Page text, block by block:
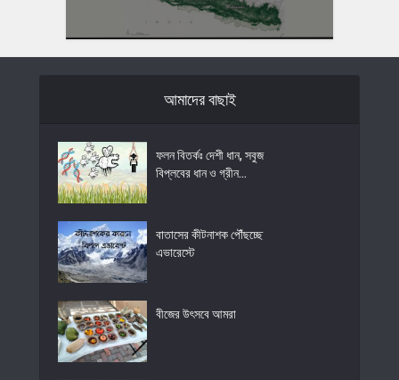
আমাদের বাছাই
ফলন বিতর্কঃ দেশী ধান, সবুজ
বিপ্লবের ধান ও গ্রীন...
বাতাসের কীটনাশক পৌঁছচ্ছে
এভারেস্টে
বীজের উৎসবে আমরা